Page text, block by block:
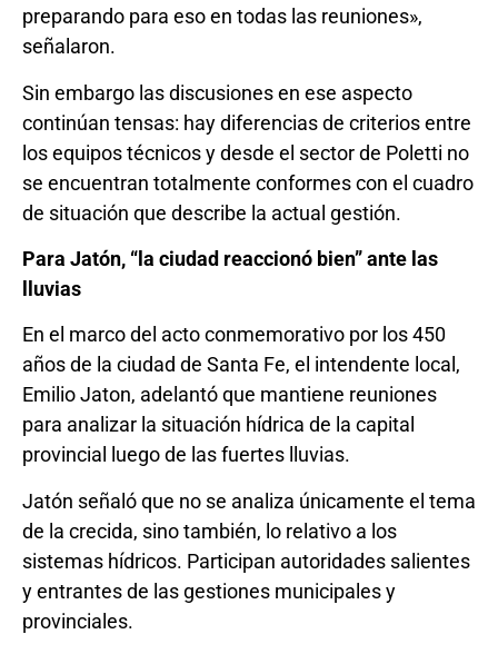
preparando para eso en todas las reuniones»,
señalaron.
Sin embargo las discusiones en ese aspecto
continúan tensas: hay diferencias de criterios entre
los equipos técnicos y desde el sector de Poletti no
se encuentran totalmente conformes con el cuadro
de situación que describe la actual gestión.
Para Jatón, “la ciudad reaccionó bien” ante las
lluvias
En el marco del acto conmemorativo por los 450
años de la ciudad de Santa Fe, el intendente local,
Emilio Jaton, adelantó que mantiene reuniones
para analizar la situación hídrica de la capital
provincial luego de las fuertes lluvias.
Jatón señaló que no se analiza únicamente el tema
de la crecida, sino también, lo relativo a los
sistemas hídricos. Participan autoridades salientes
y entrantes de las gestiones municipales y
provinciales.